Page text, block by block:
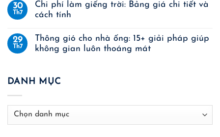
30
Th7
Chi phí làm giếng trời: Bảng giá chi tiết và
cách tính
29
Th7
Thông gió cho nhà ống: 15+ giải pháp giúp
không gian luôn thoáng mát
DANH MỤC
Danh
mục